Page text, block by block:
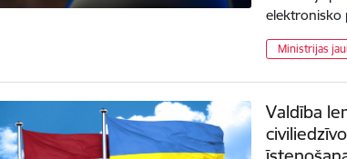
elektronisko
Ministrijas
Valdība